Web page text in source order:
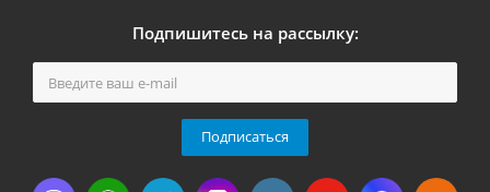
Подпишитесь на рассылку:
Подписаться